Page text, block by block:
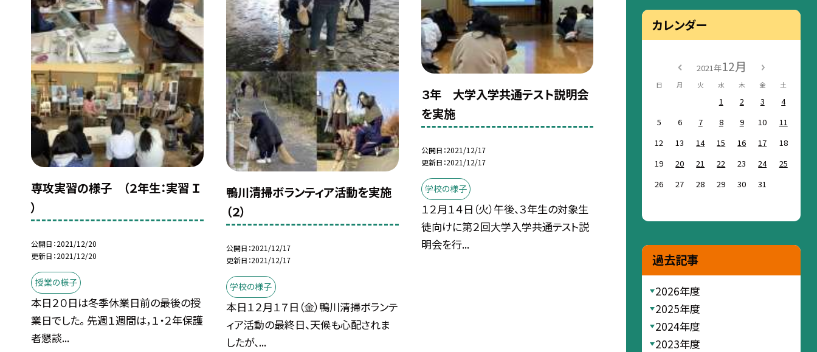
専攻実習の様子 （２年生：実習 Ｉ
）
公開日 2021/12/20
更新日 2021/12/20
授業の様子
本日２０日は冬季休業日前の最後の授
業日でした。 先週１週間は，１・２年保護
者懇談...
鴨川清掃ボランティア活動を実施
（２）
公開日 2021/12/17
更新日 2021/12/17
学校の様子
本日１２月１７日（金）鴨川清掃ボランテ
ィア活動の最終日、天候も心配されま
したが、...
３年 大学入学共通テスト説明会
を実施
公開日 2021/12/17
更新日 2021/12/17
学校の様子
１２月１４日（火）午後、３年生の対象生
徒向けに第２回大学入学共通テスト説
明会を行...
カレンダー
2021年12月
日 月 火 水 木 金 土
1 2 3
4
5
6 7 8 9 10
11
12
13 14 15 16 17
18
19
20 21 22 23 24
25
26
27 28 29 30 31
過去記事
2026年度
2025年度
2024年度
2023年度